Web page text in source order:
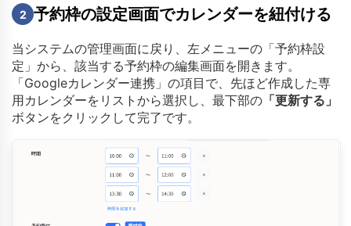
2 予約枠の設定画面でカレンダーを紐付ける
当システムの管理画面に戻り、左メニューの「予約枠設
定」から、該当する予約枠の編集画面を開きます。
「Googleカレンダー連携」の項目で、先ほど作成した専
用カレンダーをリストから選択し、最下部の 「更新する」
ボタンをクリックして完了です。